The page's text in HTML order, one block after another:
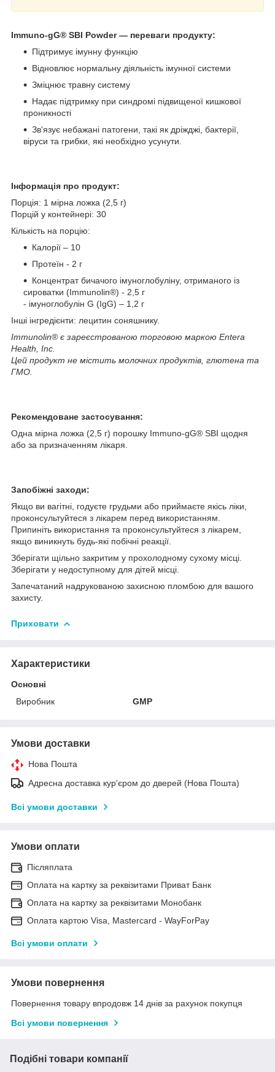
Immuno-gG® SBI Powder — переваги продукту:
Підтримує імунну функцію
Відновлює нормальну діяльність імунної системи
Зміцнює травну систему
Надає підтримку при синдромі підвищеної кишкової
проникності
Зв'язує небажані патогени, такі як дріжджі, бактерії,
віруси та грибки, які необхідно усунути.
Інформація про продукт:
Порція: 1 мірна ложка (2,5 г)
Порцій у контейнері: 30
Кількість на порцію:
Калорії – 10
Протеїн - 2 г
Концентрат бичачого імуноглобуліну, отриманого із
сироватки (Immunolin®) - 2,5 г
- імуноглобулін G (IgG) – 1,2 г
Інші інгредієнти: лецитин соняшнику.
Immunolin® є зареєстрованою торговою маркою Entera
Health, Inc.
Цей продукт не містить молочних продуктів, глютена та
ГМО.
Рекомендоване застосування:
Одна мірна ложка (2,5 г) порошку Immuno-gG® SBI щодня
або за призначенням лікаря.
Запобіжні заходи:
Якщо ви вагітні, годуєте грудьми або приймаєте якісь ліки,
проконсультуйтеся з лікарем перед використанням.
Припиніть використання та проконсультуйтеся з лікарем,
якщо виникнуть будь-які побічні реакції.
Зберігати щільно закритим у прохолодному сухому місці.
Зберігати у недоступному для дітей місці.
Запечатаний надрукованою захисною пломбою для вашого
захисту.
Приховати
Характеристики
Основні
Виробник
GMP
Умови доставки
Нова Пошта
Адресна доставка кур'єром до дверей (Нова Пошта)
Всі умови доставки
Умови оплати
Післяплата
Оплата на картку за реквізитами Приват Банк
Оплата на картку за реквізитами Монобанк
Оплата картою Visa, Mastercard - WayForPay
Всі умови оплати
Умови повернення
Повернення товару впродовж 14 днів за рахунок покупця
Всі умови повернення
Подібні товари компанії